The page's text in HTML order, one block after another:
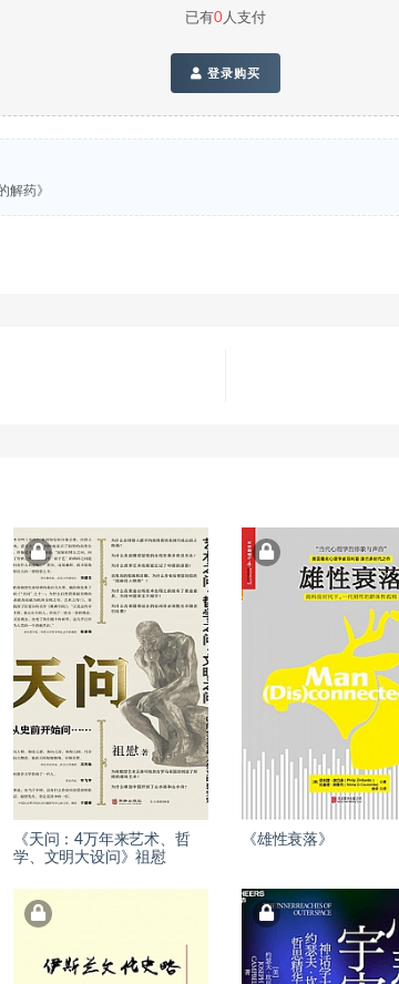
已有0人支付
登录购买
解药》
《天问：4万年来艺术、哲
学、文明大设问》祖慰
《雄性衰落》